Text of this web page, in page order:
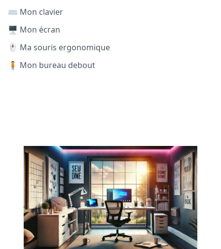
⌨️ Mon clavier
🖥️ Mon écran
🖱️ Ma souris ergonomique
🧍 Mon bureau debout